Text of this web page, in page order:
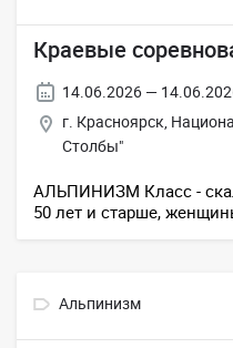
Краевые
14.06.2026 —
г. Красноярск,
Столбы"
АЛЬПИНИЗМ Класс -
50 лет и старше,
Альпинизм